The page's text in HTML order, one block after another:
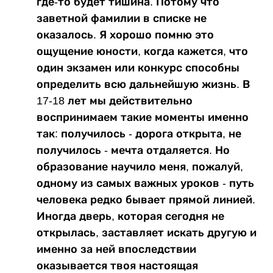
заветной фамилии в списке не
оказалось. Я хорошо помню это
ощущение юности, когда кажется, что
один экзамен или конкурс способны
определить всю дальнейшую жизнь. В
17-18 лет мы действительно
воспринимаем такие моменты именно
так: получилось - дорога открыта, не
получилось - мечта отдаляется. Но
образование научило меня, пожалуй,
одному из самых важных уроков - путь
человека редко бывает прямой линией.
Иногда дверь, которая сегодня не
открылась, заставляет искать другую и
именно за ней впоследствии
оказывается твоя настоящая